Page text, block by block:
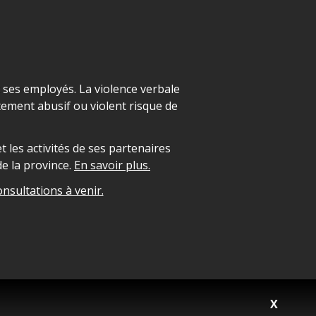
X
employés. La violence verbale
abusif ou violent risque de
les activités de ses partenaires
la province. En savoir plus.
à venir.